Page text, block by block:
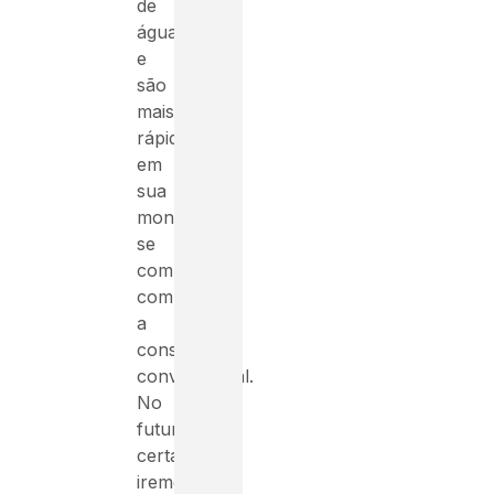
de
água
e
são
mais
rápidas
em
sua
montagem
se
comparadas
com
a
construção
convencional.
No
futuro,
certamente,
iremos